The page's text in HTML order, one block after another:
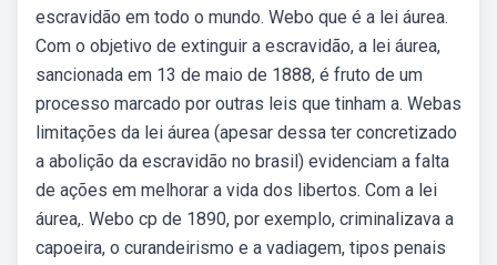
escravidão em todo o mundo. Webo que é a lei áurea.
Com o objetivo de extinguir a escravidão, a lei áurea,
sancionada em 13 de maio de 1888, é fruto de um
processo marcado por outras leis que tinham a. Webas
limitações da lei áurea (apesar dessa ter concretizado
a abolição da escravidão no brasil) evidenciam a falta
de ações em melhorar a vida dos libertos. Com a lei
áurea,. Webo cp de 1890, por exemplo, criminalizava a
capoeira, o curandeirismo e a vadiagem, tipos penais